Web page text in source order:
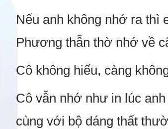
Nếu anh không nhớ ra thì
Phương thẫn thờ nhớ về
Cô không hiểu, càng
Cô vẫn nhớ như in lúc
cùng với bộ dáng thất